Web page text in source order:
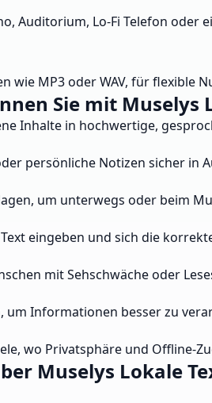
Auditorium, Lo-Fi Telefon oder
wie MP3 oder WAV, für flexible
Sie mit Muselys
Inhalte in hochwertige,
persönliche Notizen sicher in
um unterwegs oder beim
eingeben und sich die
mit Sehschwäche oder
Informationen besser zu
wo Privatsphäre und Offline-
Muselys Lokale